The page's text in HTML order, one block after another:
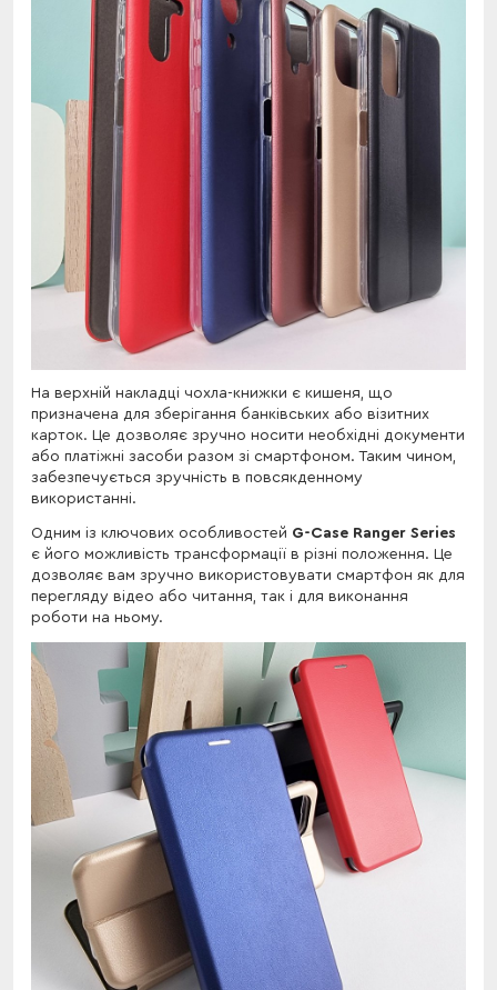
На верхній накладці чохла-книжки є кишеня, що
призначена для зберігання банківських або візитних
карток. Це дозволяє зручно носити необхідні документи
або платіжні засоби разом зі смартфоном. Таким чином,
забезпечується зручність в повсякденному
використанні.
Одним із ключових особливостей G-Case Ranger Series
є його можливість трансформації в різні положення. Це
дозволяє вам зручно використовувати смартфон як для
перегляду відео або читання, так і для виконання
роботи на ньому.